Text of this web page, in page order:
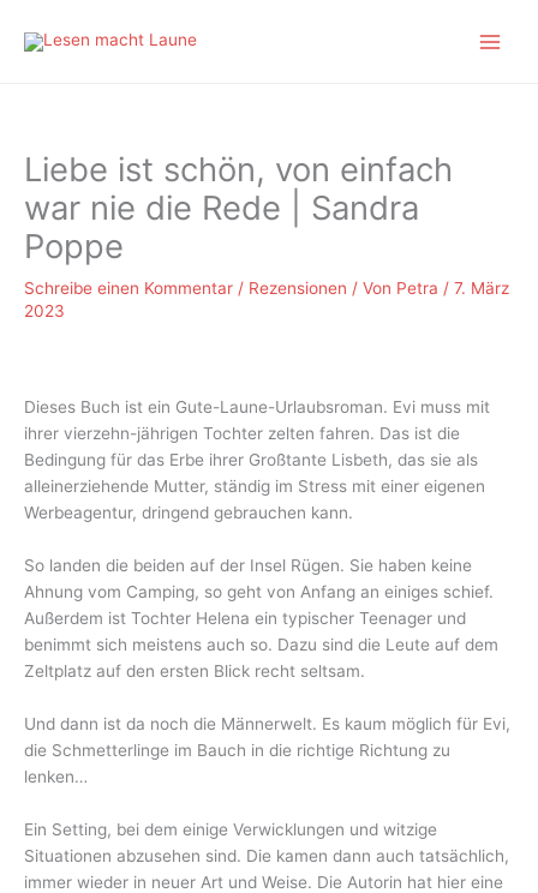
Inhalt
Liebe ist schön, von einfach
war nie die Rede | Sandra
Poppe
Schreibe einen Kommentar / Rezensionen / Von Petra / 7. März
2023
Dieses Buch ist ein Gute-Laune-Urlaubsroman. Evi muss mit
ihrer vierzehn-jährigen Tochter zelten fahren. Das ist die
Bedingung für das Erbe ihrer Großtante Lisbeth, das sie als
alleinerziehende Mutter, ständig im Stress mit einer eigenen
Werbeagentur, dringend gebrauchen kann.
So landen die beiden auf der Insel Rügen. Sie haben keine
Ahnung vom Camping, so geht von Anfang an einiges schief.
Außerdem ist Tochter Helena ein typischer Teenager und
benimmt sich meistens auch so. Dazu sind die Leute auf dem
Zeltplatz auf den ersten Blick recht seltsam.
Und dann ist da noch die Männerwelt. Es kaum möglich für Evi,
die Schmetterlinge im Bauch in die richtige Richtung zu
lenken…
Ein Setting, bei dem einige Verwicklungen und witzige
Situationen abzusehen sind. Die kamen dann auch tatsächlich,
immer wieder in neuer Art und Weise. Die Autorin hat hier eine